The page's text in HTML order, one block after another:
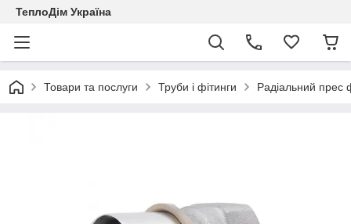
ТеплоДім Україна
Товари та послуги Труби і фітинги Радіальний прес